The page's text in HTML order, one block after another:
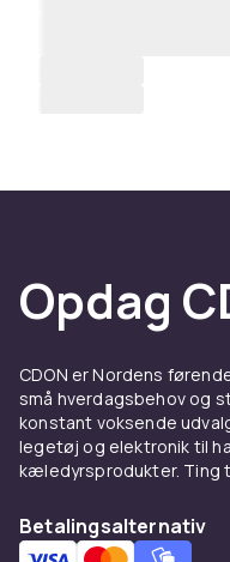
Opdag
CDON er Nordens
små hverdagsbehov og
konstant voksende
legetøj og elektronik til
kæledyrsprodukter. Ting
Betalingsalternativ